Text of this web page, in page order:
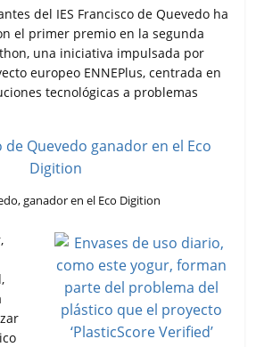
del IES Francisco de Quevedo ha
el primer premio en la segunda
una iniciativa impulsada por
europeo ENNEPlus, centrada en
tecnológicas a problemas
ganador en el Eco Digition